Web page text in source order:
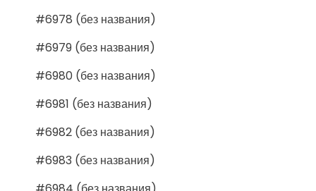
#6978 (без названия)
#6979 (без названия)
#6980 (без названия)
#6981 (без названия)
#6982 (без названия)
#6983 (без названия)